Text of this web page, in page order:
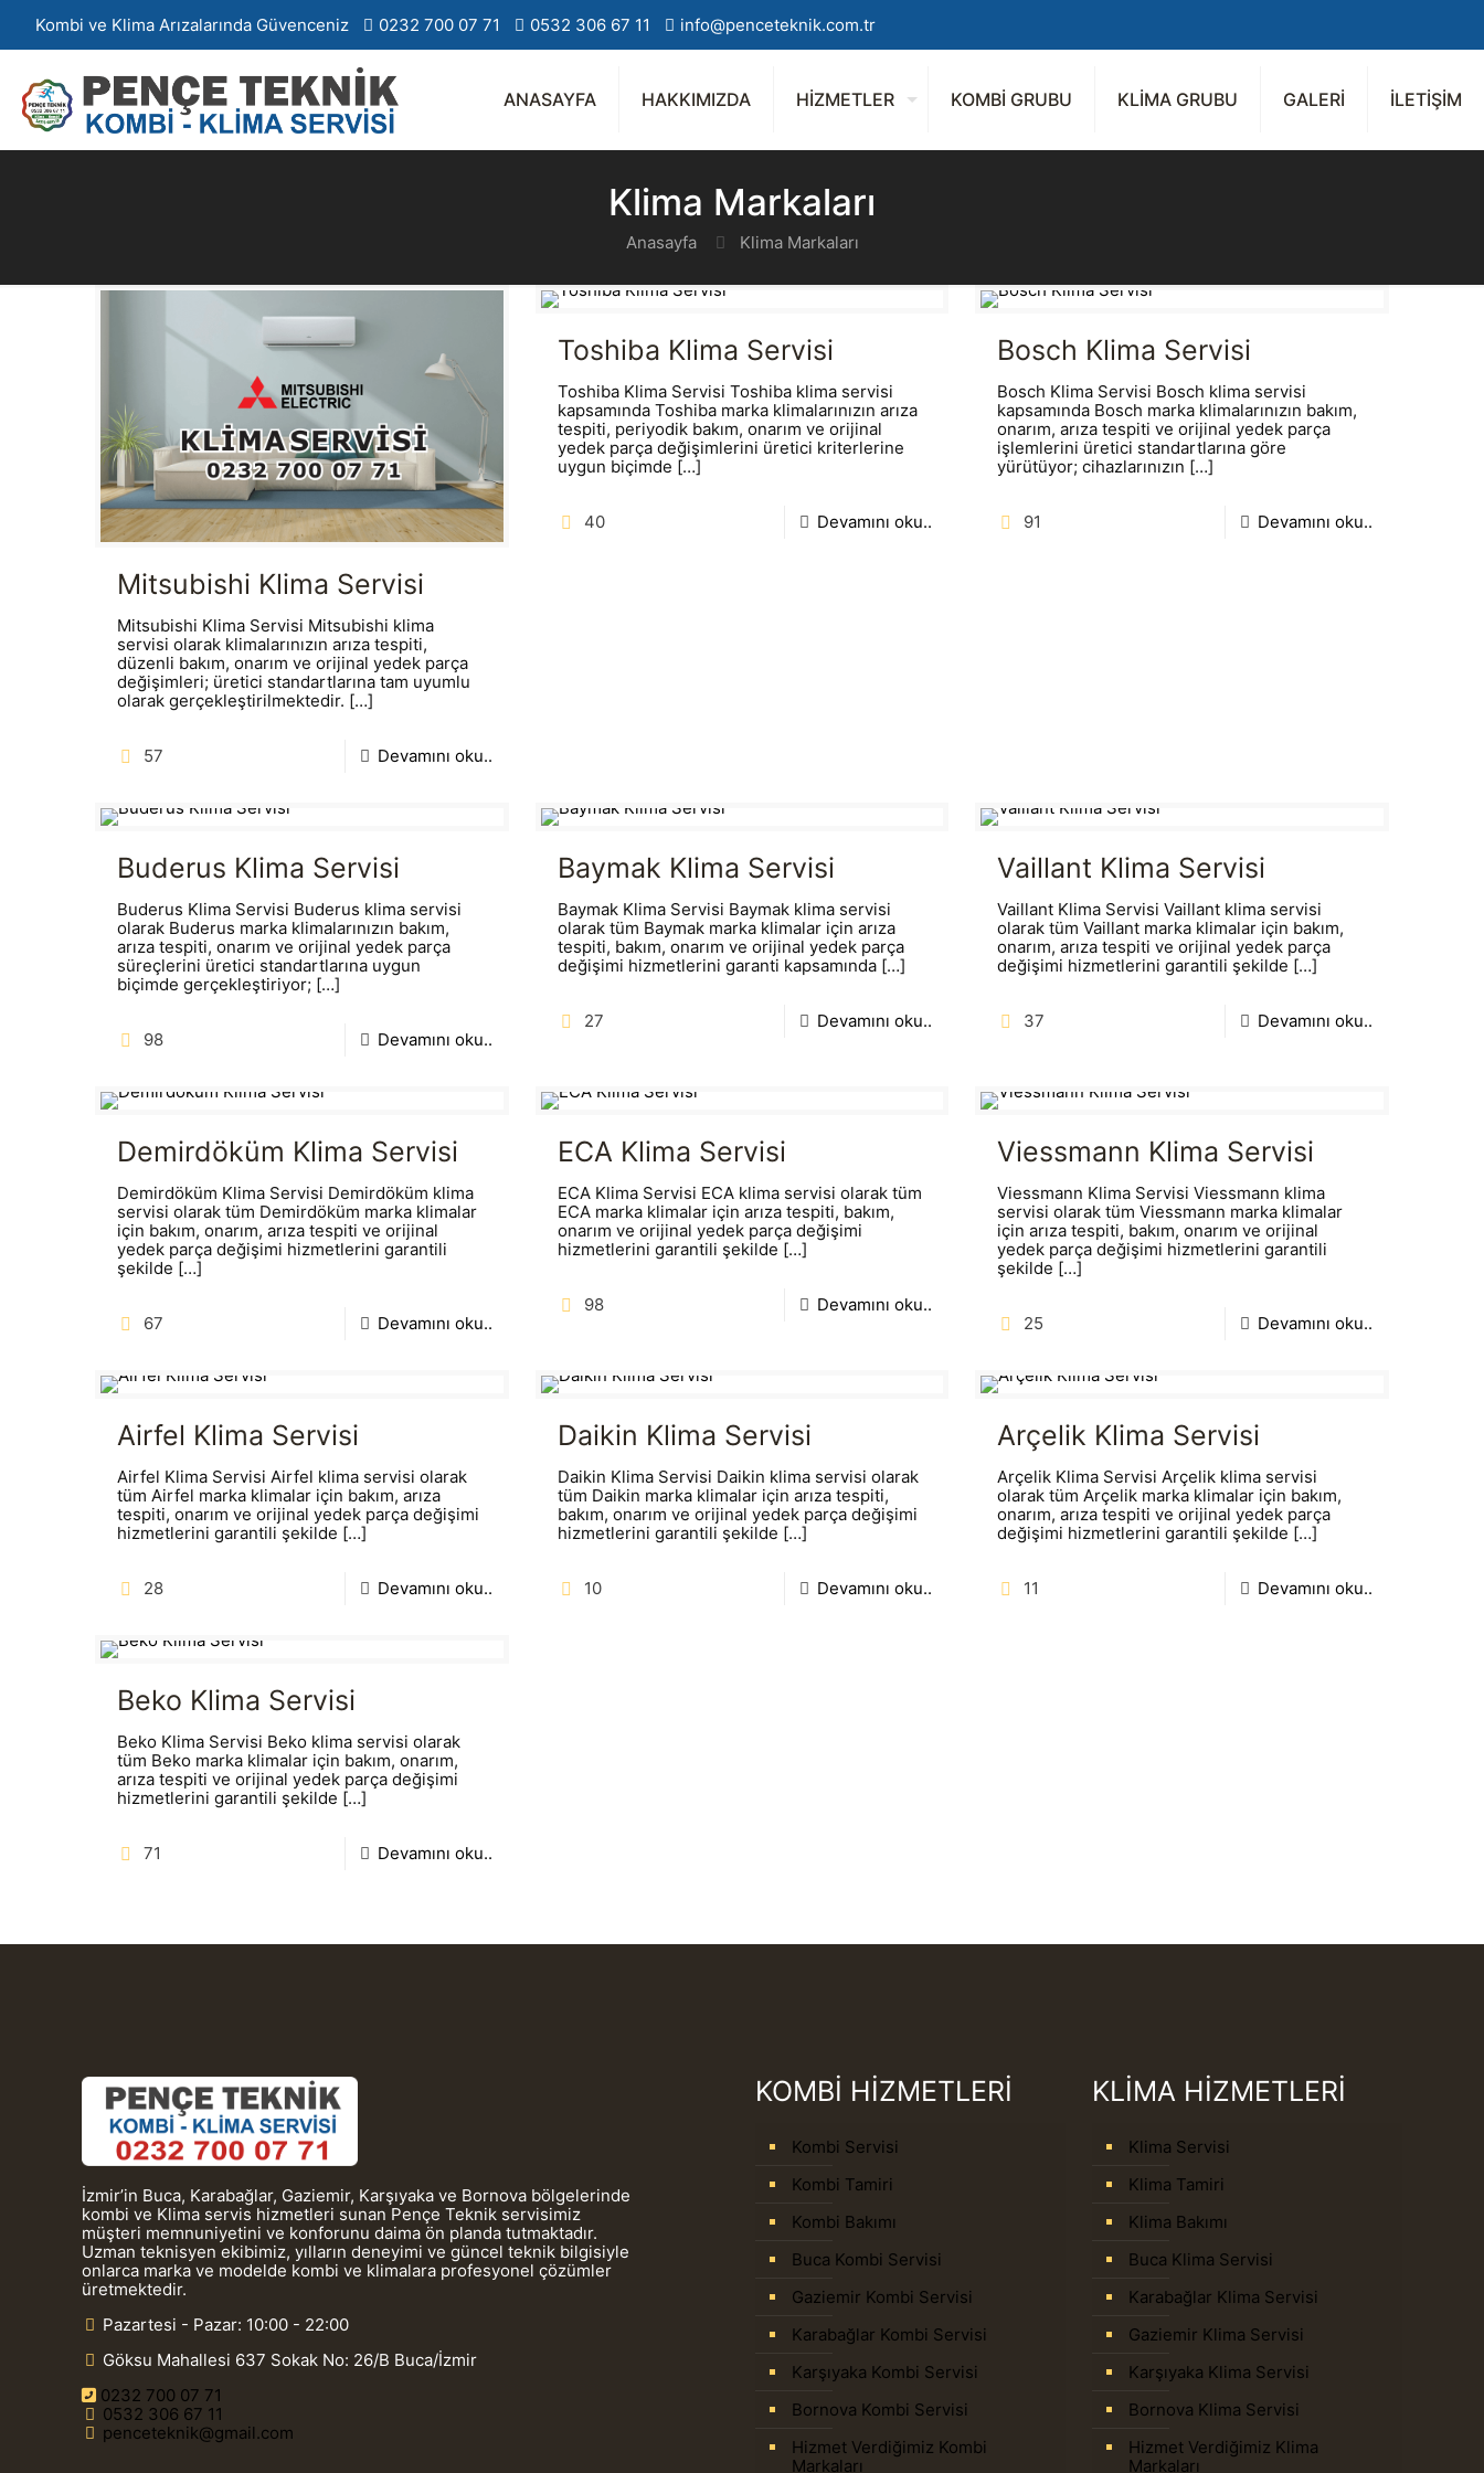
Kombi ve Klima Arızalarında Güvenceniz 0232 700 07 71 0532 306 67 11 info@penceteknik.com.tr
ANASAYFA HAKKIMIZDA HİZMETLER KOMBİ GRUBU KLİMA GRUBU GALERİ İLETİŞİM
Klima Markaları
Anasayfa Klima Markaları
Mitsubishi Klima Servisi
Mitsubishi Klima Servisi Mitsubishi klima
servisi olarak klimalarınızın arıza tespiti,
düzenli bakım, onarım ve orijinal yedek parça
değişimleri; üretici standartlarına tam uyumlu
olarak gerçekleştirilmektedir. […]
57 Devamını oku..
Toshiba Klima Servisi
Toshiba Klima Servisi Toshiba klima servisi
kapsamında Toshiba marka klimalarınızın arıza
tespiti, periyodik bakım, onarım ve orijinal
yedek parça değişimlerini üretici kriterlerine
uygun biçimde […]
40 Devamını oku..
Bosch Klima Servisi
Bosch Klima Servisi Bosch klima servisi
kapsamında Bosch marka klimalarınızın bakım,
onarım, arıza tespiti ve orijinal yedek parça
işlemlerini üretici standartlarına göre
yürütüyor; cihazlarınızın […]
91 Devamını oku..
Buderus Klima Servisi
Buderus Klima Servisi Buderus klima servisi
olarak Buderus marka klimalarınızın bakım,
arıza tespiti, onarım ve orijinal yedek parça
süreçlerini üretici standartlarına uygun
biçimde gerçekleştiriyor; […]
98 Devamını oku..
Baymak Klima Servisi
Baymak Klima Servisi Baymak klima servisi
olarak tüm Baymak marka klimalar için arıza
tespiti, bakım, onarım ve orijinal yedek parça
değişimi hizmetlerini garanti kapsamında[…]
27 Devamını oku..
Vaillant Klima Servisi
Vaillant Klima Servisi Vaillant klima servisi
olarak tüm Vaillant marka klimalar için bakım,
onarım, arıza tespiti ve orijinal yedek parça
değişimi hizmetlerini garantili şekilde […]
37 Devamını oku..
Demirdöküm Klima Servisi
Demirdöküm Klima Servisi Demirdöküm klima
servisi olarak tüm Demirdöküm marka klimalar
için bakım, onarım, arıza tespiti ve orijinal
yedek parça değişimi hizmetlerini garantili
şekilde […]
67 Devamını oku..
ECA Klima Servisi
ECA Klima Servisi ECA klima servisi olarak tüm
ECA marka klimalar için arıza tespiti, bakım,
onarım ve orijinal yedek parça değişimi
hizmetlerini garantili şekilde […]
98 Devamını oku..
Viessmann Klima Servisi
Viessmann Klima Servisi Viessmann klima
servisi olarak tüm Viessmann marka klimalar
için arıza tespiti, bakım, onarım ve orijinal
yedek parça değişimi hizmetlerini garantili
şekilde […]
25 Devamını oku..
Airfel Klima Servisi
Airfel Klima Servisi Airfel klima servisi olarak
tüm Airfel marka klimalar için bakım, arıza
tespiti, onarım ve orijinal yedek parça değişimi
hizmetlerini garantili şekilde […]
28 Devamını oku..
Daikin Klima Servisi
Daikin Klima Servisi Daikin klima servisi olarak
tüm Daikin marka klimalar için arıza tespiti,
bakım, onarım ve orijinal yedek parça değişimi
hizmetlerini garantili şekilde […]
10 Devamını oku..
Arçelik Klima Servisi
Arçelik Klima Servisi Arçelik klima servisi
olarak tüm Arçelik marka klimalar için bakım,
onarım, arıza tespiti ve orijinal yedek parça
değişimi hizmetlerini garantili şekilde […]
11 Devamını oku..
Beko Klima Servisi
Beko Klima Servisi Beko klima servisi olarak
tüm Beko marka klimalar için bakım, onarım,
arıza tespiti ve orijinal yedek parça değişimi
hizmetlerini garantili şekilde […]
71 Devamını oku..
İzmir’in Buca, Karabağlar, Gaziemir, Karşıyaka ve Bornova bölgelerinde
kombi ve Klima servis hizmetleri sunan Pençe Teknik servisimiz
müşteri memnuniyetini ve konforunu daima ön planda tutmaktadır.
Uzman teknisyen ekibimiz, yılların deneyimi ve güncel teknik bilgisiyle
onlarca marka ve modelde kombi ve klimalara profesyonel çözümler
üretmektedir.
Pazartesi - Pazar: 10:00 - 22:00
Göksu Mahallesi 637 Sokak No: 26/B Buca/İzmir
0232 700 07 71
0532 306 67 11
penceteknik@gmail.com
KOMBİ HİZMETLERİ
Kombi Servisi
Kombi Tamiri
Kombi Bakımı
Buca Kombi Servisi
Gaziemir Kombi Servisi
Karabağlar Kombi Servisi
Karşıyaka Kombi Servisi
Bornova Kombi Servisi
Hizmet Verdiğimiz Kombi
Markaları
KLİMA HİZMETLERİ
Klima Servisi
Klima Tamiri
Klima Bakımı
Buca Klima Servisi
Karabağlar Klima Servisi
Gaziemir Klima Servisi
Karşıyaka Klima Servisi
Bornova Klima Servisi
Hizmet Verdiğimiz Klima
Markaları